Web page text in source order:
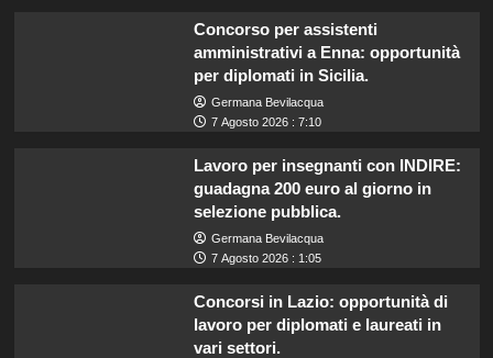
Concorso per assistenti
amministrativi a Enna: opportunità
per diplomati in Sicilia.
Germana Bevilacqua
7 Agosto 2026 : 7:10
Lavoro per insegnanti con INDIRE:
guadagna 200 euro al giorno in
selezione pubblica.
Germana Bevilacqua
7 Agosto 2026 : 1:05
Concorsi in Lazio: opportunità di
lavoro per diplomati e laureati in
vari settori.